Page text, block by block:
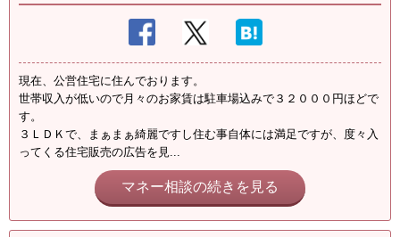
現在、公営住宅に住んでおります。
世帯収入が低いので月々のお家賃は駐車場込みで３２０００円ほどで
す。
３ＬＤＫで、まぁまぁ綺麗ですし住む事自体には満足ですが、度々入
ってくる住宅販売の広告を見...
マネー相談の続きを見る